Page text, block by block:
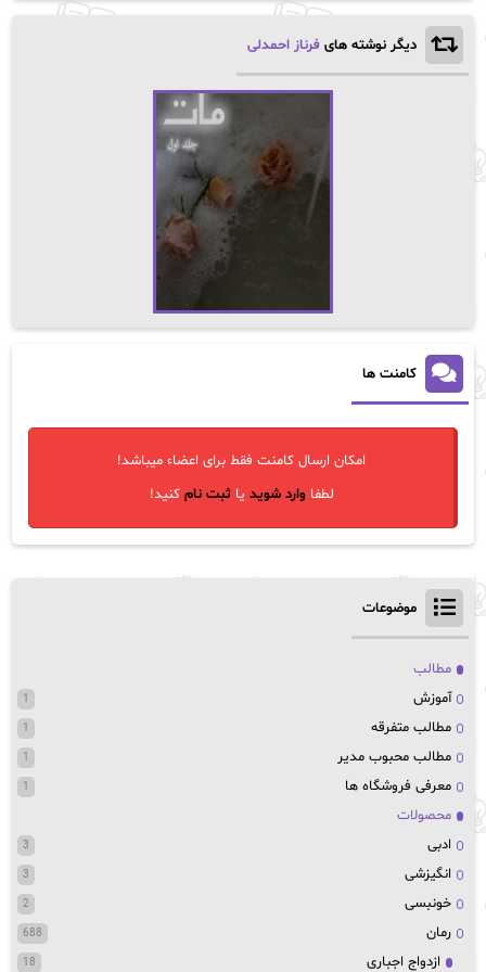
دیگر نوشته های فرناز احمدلی
کامنت ها
امکان ارسال کامنت فقط برای اعضاء میباشد!
لطفاوارد شوید یاثبت نام کنید!
موضوعات
مطالب
آموزش
1
مطالب متفرقه 1
مطالب محبوب مدیر 1
معرفی فروشگاه ها 1
محصولات
ادبی
3
انگیزشی 3
خونبسی 2
رمان 688
ازدواج اجباری 18